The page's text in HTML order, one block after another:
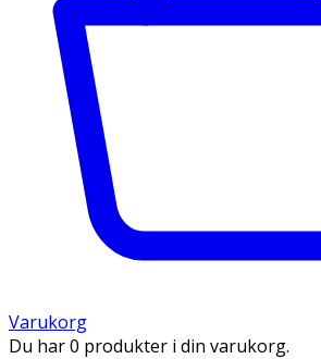
Varukorg
Du har 0 produkter i din varukorg.